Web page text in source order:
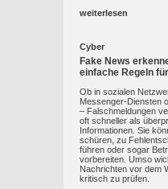
weiterlesen
Cyber
Fake News
einfache Regeln
Ob in sozialen
Messenger-Diensten
– Falschmeldungen
oft schneller als
Informationen. Sie
schüren, zu
führen oder sogar
vorbereiten. Umso
Nachrichten vor dem
kritisch zu prüfen.